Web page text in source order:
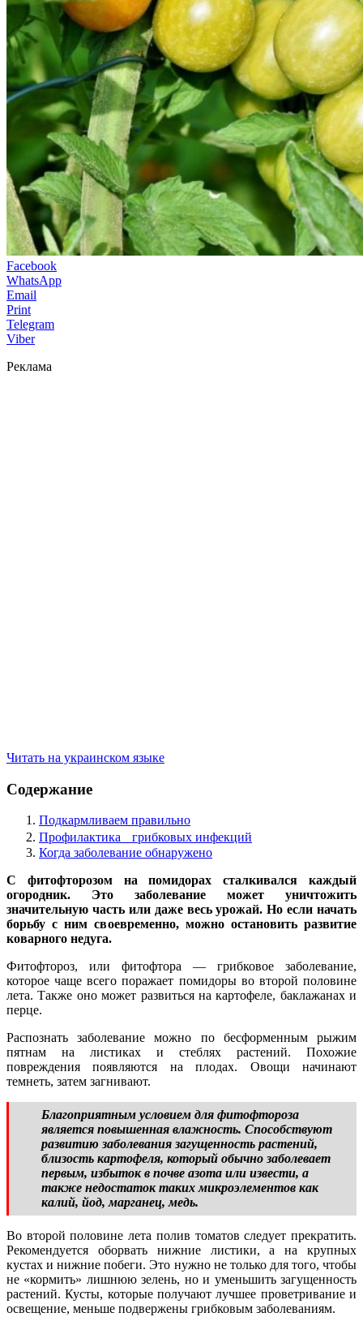
Facebook
WhatsApp
Email
Print
Telegram
Viber
Реклама
Читать на украинском языке
Содержание
Подкармливаем правильно
Профилактика грибковых инфекций
Когда заболевание обнаружено
С фитофторозом на помидорах сталкивался каждый
огородник. Это заболевание может уничтожить
значительную часть или даже весь урожай. Но если начать
борьбу с ним своевременно, можно остановить развитие
коварного недуга.
Фитофтороз, или фитофтора — грибковое заболевание,
которое чаще всего поражает помидоры во второй половине
лета. Также оно может развиться на картофеле, баклажанах и
перце.
Распознать заболевание можно по бесформенным рыжим
пятнам на листиках и стеблях растений. Похожие
повреждения появляются на плодах. Овощи начинают
темнеть, затем загнивают.
Благоприятным условием для фитофтороза
является повышенная влажность. Способствуют
развитию заболевания загущенность растений,
близость картофеля, который обычно заболевает
первым, избыток в почве азота или извести, а
также недостаток таких микроэлементов как
калий, йод, марганец, медь.
Во второй половине лета полив томатов следует прекратить.
Рекомендуется оборвать нижние листики, а на крупных
кустах и нижние побеги. Это нужно не только для того, чтобы
не «кормить» лишнюю зелень, но и уменьшить загущенность
растений. Кусты, которые получают лучшее проветривание и
освещение, меньше подвержены грибковым заболеваниям.